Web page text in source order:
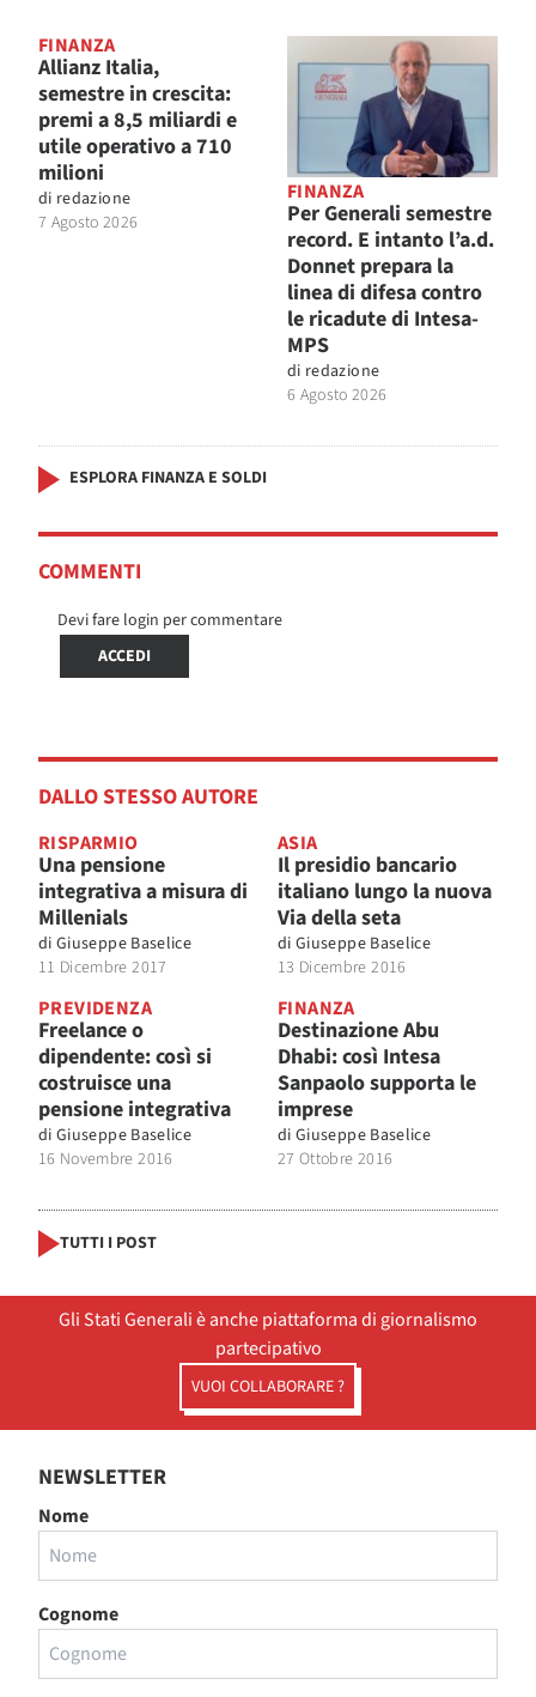
FINANZA
Allianz Italia,
semestre in crescita:
premi a 8,5 miliardi e
utile operativo a 710
milioni
di redazione
7 Agosto 2026
FINANZA
Per Generali semestre
record. E intanto l’a.d.
Donnet prepara la
linea di difesa contro
le ricadute di Intesa-
MPS
di redazione
6 Agosto 2026
ESPLORA FINANZA E SOLDI
COMMENTI
Devi fare login per commentare
ACCEDI
DALLO STESSO AUTORE
RISPARMIO
Una pensione
integrativa a misura di
Millenials
di Giuseppe Baselice
11 Dicembre 2017
ASIA
Il presidio bancario
italiano lungo la nuova
Via della seta
di Giuseppe Baselice
13 Dicembre 2016
PREVIDENZA
Freelance o
dipendente: così si
costruisce una
pensione integrativa
di Giuseppe Baselice
16 Novembre 2016
FINANZA
Destinazione Abu
Dhabi: così Intesa
Sanpaolo supporta le
imprese
di Giuseppe Baselice
27 Ottobre 2016
TUTTI I POST
Gli Stati Generali è anche piattaforma di giornalismo
partecipativo
VUOI COLLABORARE ?
NEWSLETTER
Nome
Cognome